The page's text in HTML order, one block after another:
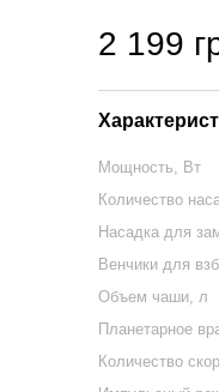
2 199
Мощность, Вт
Количество
Насадка для
Венчики для
Объем чаши, л
Планетарное
Количество